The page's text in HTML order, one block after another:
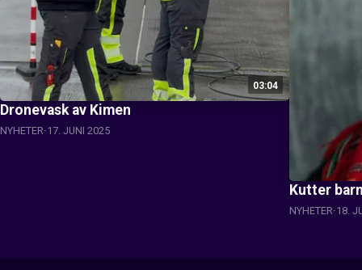
03:04
Dronevask av Kimen
NYHETER 17. JUNI 2025
Kutter
NYHETER 18.